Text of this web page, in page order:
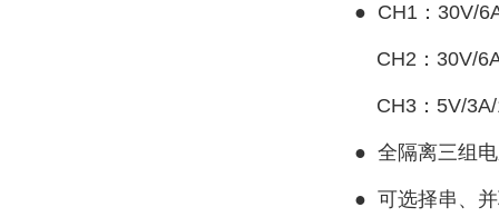
● CH1：30V/
CH2：30V/
CH3：5V/3A/
● 全隔离三组
● 可选择串、